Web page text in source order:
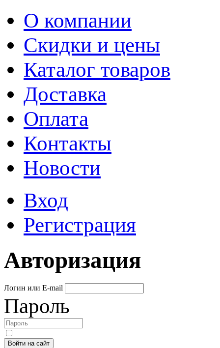
О компании
Скидки и цены
Каталог товаров
Доставка
Оплата
Контакты
Новости
Вход
Регистрация
Авторизация
Логин или E-mail
Пароль
Войти на сайт